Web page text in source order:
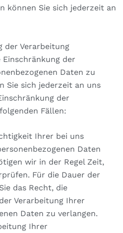
können Sie sich jederzeit an
der Verarbeitung
Einschränkung der
Daten zu
Sie sich jederzeit an uns
der
Fällen:
Ihrer bei uns
Daten
wir in der Regel Zeit,
Für die Dauer der
das Recht, die
Verarbeitung Ihrer
Daten zu verlangen.
Ihrer